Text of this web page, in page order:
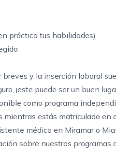
práctica tus habilidades)
y la inserción laboral
¡este puede ser un buen
como programa
estás matriculado en
médico en Miramaro
sobre nuestros programas